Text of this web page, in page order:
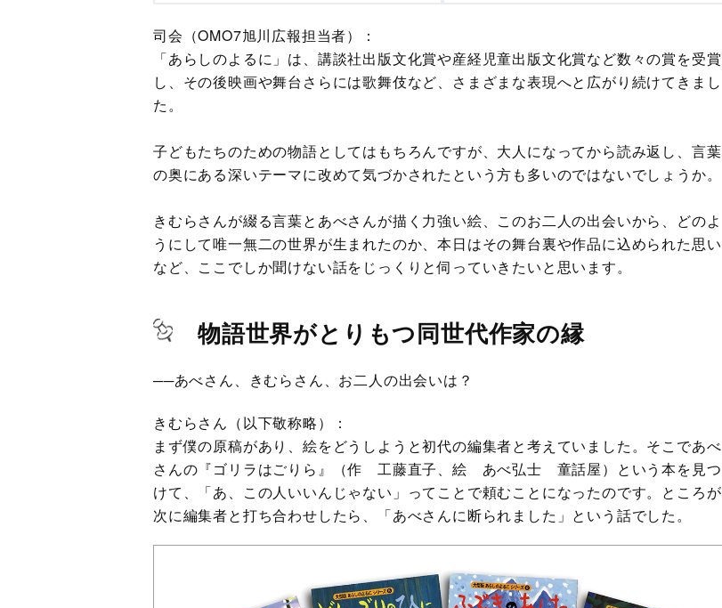
司会（OMO7旭川広報担当者）：
「あらしのよるに」は、講談社出版文化賞や産経児童出版文化賞など数々の賞を受賞
し、その後映画や舞台さらには歌舞伎など、さまざまな表現へと広がり続けてきまし
た。
子どもたちのための物語としてはもちろんですが、大人になってから読み返し、言葉
の奥にある深いテーマに改めて気づかされたという方も多いのではないでしょうか。
きむらさんが綴る言葉とあべさんが描く力強い絵、このお二人の出会いから、どのよ
うにして唯一無二の世界が生まれたのか、本日はその舞台裏や作品に込められた思い
など、ここでしか聞けない話をじっくりと伺っていきたいと思います。
物語世界がとりもつ同世代作家の縁
──あべさん、きむらさん、お二人の出会いは？
きむらさん（以下敬称略）：
まず僕の原稿があり、絵をどうしようと初代の編集者と考えていました。そこであべ
さんの『ゴリラはごりら』（作 工藤直子、絵 あべ弘士 童話屋）という本を見つ
けて、「あ、この人いいんじゃない」ってことで頼むことになったのです。ところが
次に編集者と打ち合わせしたら、「あべさんに断られました」という話でした。